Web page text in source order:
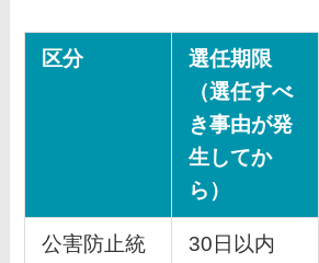
区分
選任期限
（選任すべ
き事由が発
生してか
ら）
公害防止統
30日以内